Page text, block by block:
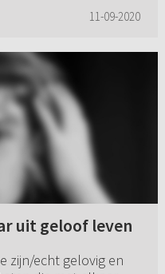
11-09-2020
uit geloof leven
zijn/echt gelovig en